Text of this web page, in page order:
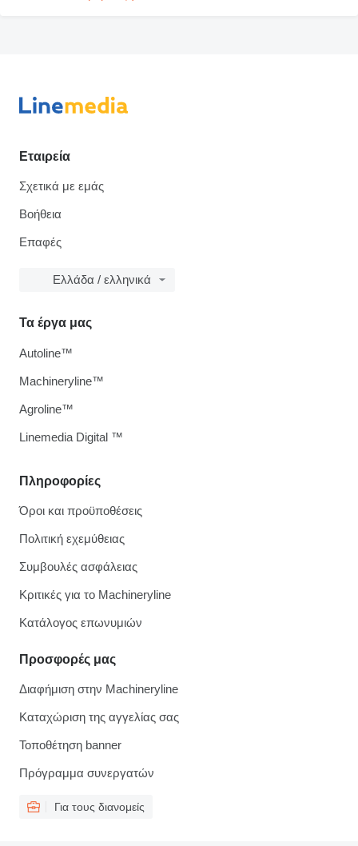
Εταιρεία
Σχετικά με εμάς
Βοήθεια
Επαφές
Ελλάδα / ελληνικά
Πληροφορίες
Όροι και προϋποθέσεις
Πολιτική εχεμύθειας
Συμβουλές ασφάλειας
Κριτικές για το Machineryline
Κατάλογος επωνυμιών
Προσφορές μας
Διαφήμιση στην Machineryline
Καταχώριση της αγγελίας σας
Τοποθέτηση banner
Πρόγραμμα συνεργατών
Για τους διανομείς
Τα έργα μας
Autoline™
Machineryline™
Agroline™
Linemedia Digital ™